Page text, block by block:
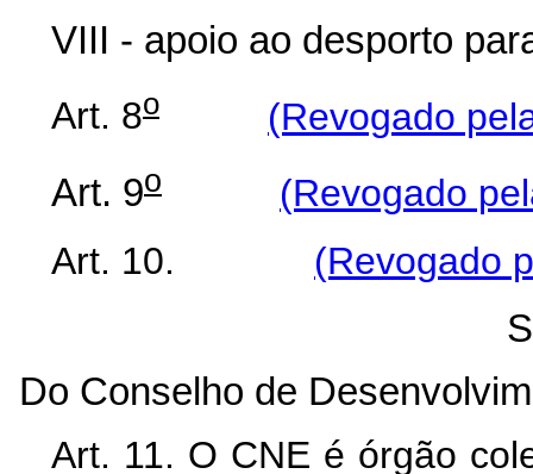
VIII - apoio ao desporto
Art. 8o
(Revogado
Art. 9o
(Revogado
Art. 10. (Revogado
Do Conselho de
Art. 11. O CNE é órgão